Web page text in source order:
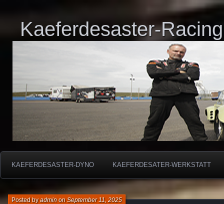
Kaeferdesaster-Racing
KAEFERDESASTER-DYNO KAEFERDESATER-WERKSTATT
Posted byadminonSeptember 11, 2025